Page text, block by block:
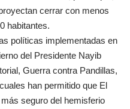
cerrar con menos
habitantes.
políticas implementadas en
del Presidente Nayib
Guerra contra Pandillas,
han permitido que El
seguro del hemisferio